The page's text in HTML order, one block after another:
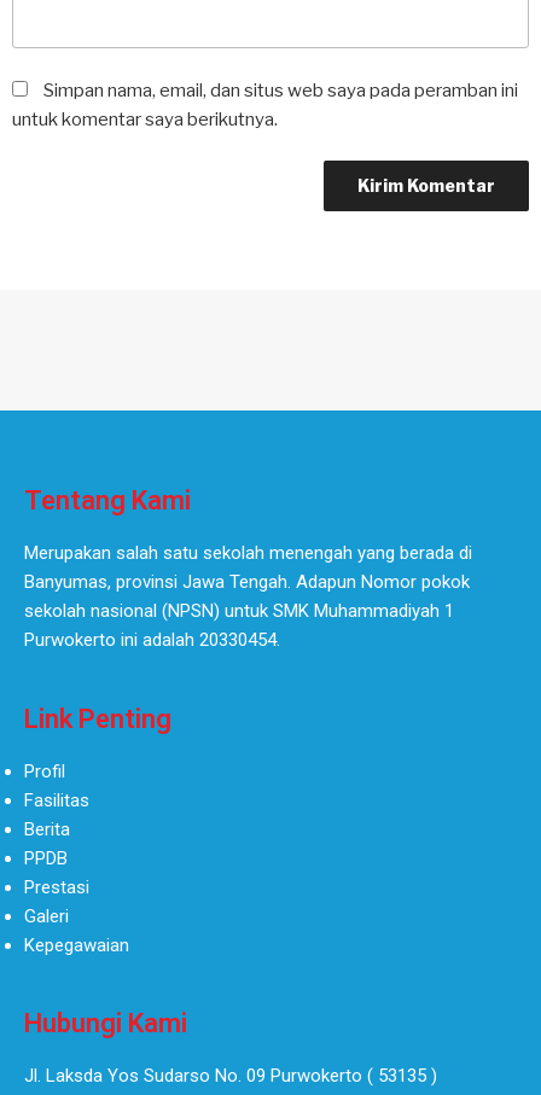
Simpan nama, email, dan situs web saya pada peramban ini
untuk komentar saya berikutnya.
Tentang Kami
Merupakan salah satu sekolah menengah yang berada di
Banyumas, provinsi Jawa Tengah. Adapun Nomor pokok
sekolah nasional (NPSN) untuk SMK Muhammadiyah 1
Purwokerto ini adalah 20330454.
Link Penting
Profil
Fasilitas
Berita
PPDB
Prestasi
Galeri
Kepegawaian
Hubungi Kami
Jl. Laksda Yos Sudarso No. 09 Purwokerto ( 53135 )​